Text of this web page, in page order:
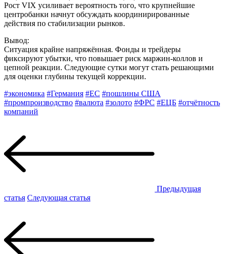
Рост VIX усиливает вероятность того, что крупнейшие
центробанки начнут обсуждать координирированные
действия по стабилизации рынков.
Вывод:
Ситуация крайне напряжённая. Фонды и трейдеры
фиксируют убытки, что повышает риск маржин-коллов и
цепной реакции. Следующие сутки могут стать решающими
для оценки глубины текущей коррекции.
#экономика #Германия #ЕС #пошлины США
#промпроизводство #валюта #золото #ФРС #ЕЦБ #отчётность
компаний
Предыдущая
статья Следующая статья